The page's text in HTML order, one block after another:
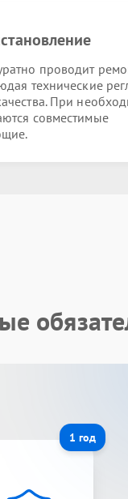
проводит
технические
При
совместимые
1 год